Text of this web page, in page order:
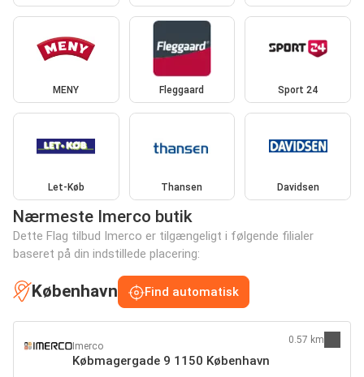
MENY Fleggaard Sport 24
Let-Køb Thansen Davidsen
Nærmeste Imerco butik
Dette Flag tilbud Imerco er tilgængeligt i følgende filialer
baseret på din indstillede placering:
København Find automatisk
Imerco
Købmagergade 9 1150 København
0.57 km